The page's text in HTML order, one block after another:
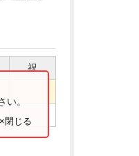
祝
。
×閉じる